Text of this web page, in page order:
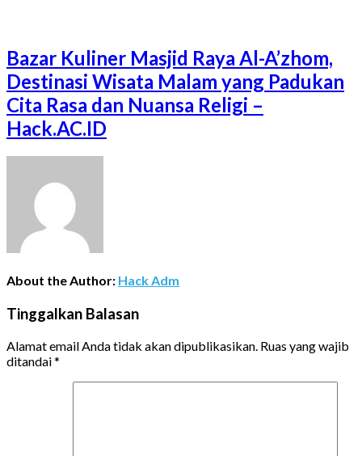
Bazar Kuliner Masjid Raya Al-A’zhom,
Destinasi Wisata Malam yang Padukan
Cita Rasa dan Nuansa Religi –
Hack.AC.ID
About the Author: Hack Adm
Tinggalkan Balasan
Alamat email Anda tidak akan dipublikasikan. Ruas yang wajib
ditandai*